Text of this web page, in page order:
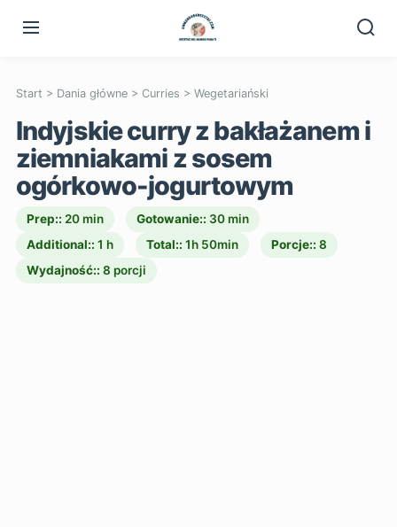
Start > Dania główne> Curries > Wegetariański
Indyjskie curry z bakłażanem i
ziemniakami z sosem
ogórkowo-jogurtowym
Prep:: 20 min Gotowanie:: 30 min
Additional:: 1 h Total:: 1h 50min Porcje:: 8
Wydajność:: 8 porcji